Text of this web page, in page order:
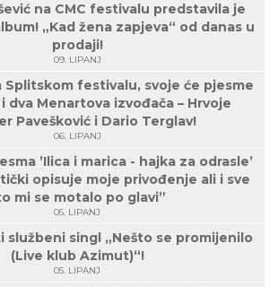
na CMC festivalu predstavila je
„Kad žena zapjeva“ od danas u
prodaji!
09. LIPANJ
Splitskom festivalu, svoje će pjesme
dva Menartova izvođača – Hrvoje
Pavešković i Dario Terglav!
06. LIPANJ
’Ilica i marica - hajka za odrasle’
opisuje moje privođenje ali i sve
mi se motalo po glavi”
05. LIPANJ
službeni singl „Nešto se promijenilo
(Live klub Azimut)“!
05. LIPANJ